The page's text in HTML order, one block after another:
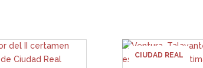
CIUDAD REAL